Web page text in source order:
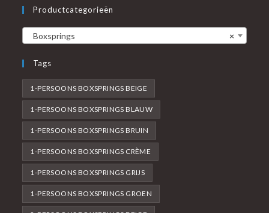
Productcategorieën
×
Boxsprings
Tags
1-PERSOONS BOXSPRINGS BEIGE
1-PERSOONS BOXSPRINGS BLAUW
1-PERSOONS BOXSPRINGS BRUIN
1-PERSOONS BOXSPRINGS CRÈME
1-PERSOONS BOXSPRINGS GRIJS
1-PERSOONS BOXSPRINGS GROEN